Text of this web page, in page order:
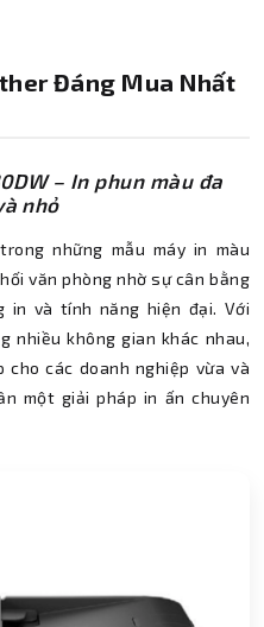
Đáng Mua Nhất
– In phun màu đa
nhỏ
những mẫu máy in màu
văn phòng nhờ sự cân bằng
in và tính năng hiện đại. Với
nhiều không gian khác nhau,
các doanh nghiệp vừa và
một giải pháp in ấn chuyên